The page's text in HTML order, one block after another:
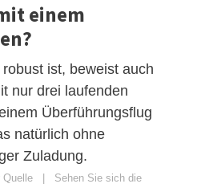
einem
ist, beweist auch
nur drei laufenden
Überführungsflug
natürlich ohne
Zuladung.
Quelle | Sehen Sie sich die